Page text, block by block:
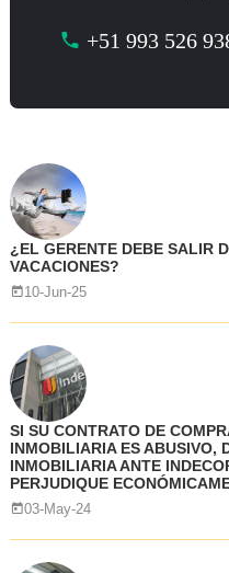
+51 993 526
¿EL GERENTE DEBE SALIR
VACACIONES?
10-Jun-25
SI SU CONTRATO DE
INMOBILIARIA ES ABUSIVO,
INMOBILIARIA ANTE
PERJUDIQUE
03-May-24